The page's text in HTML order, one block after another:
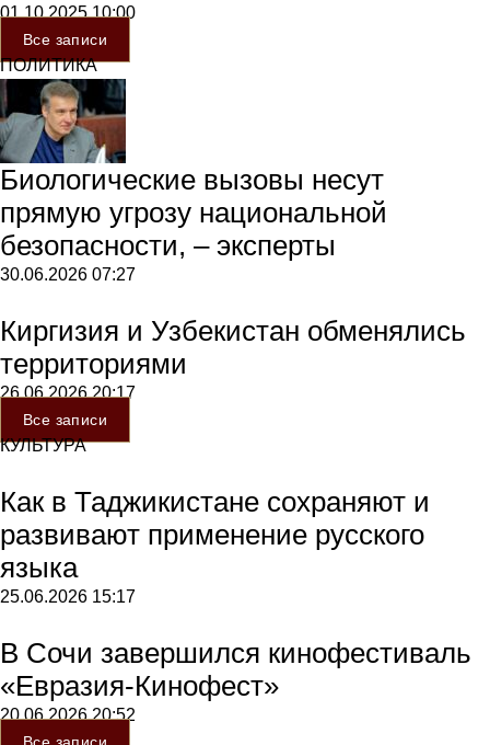
01.10.202510:00
Все записи
ПОЛИТИКА
Биологические вызовы несут
прямую угрозу национальной
безопасности, – эксперты
30.06.2026 07:27
Киргизия и Узбекистан обменялись
территориями
26.06.202620:17
Все записи
КУЛЬТУРА
Как в Таджикистане сохраняют и
развивают применение русского
языка
25.06.2026 15:17
В Сочи завершился кинофестиваль
«Евразия-Кинофест»
20.06.202620:52
Все записи